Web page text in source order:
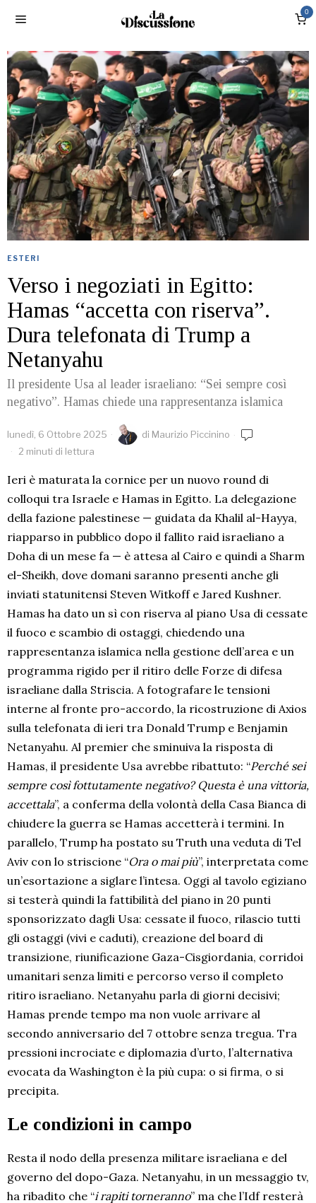
0
ESTERI
Verso i negoziati in Egitto:
Hamas “accetta con riserva”.
Dura telefonata di Trump a
Netanyahu
Il presidente Usa al leader israeliano: “Sei sempre così
negativo”. Hamas chiede una rappresentanza islamica
lunedì, 6 Ottobre 2025 di Maurizio Piccinino
2 minuti di lettura
Ieri è maturata la cornice per un nuovo round di
colloqui tra Israele e Hamas in Egitto. La delegazione
della fazione palestinese — guidata da Khalil al-Hayya,
riapparso in pubblico dopo il fallito raid israeliano a
Doha di un mese fa — è attesa al Cairo e quindi a Sharm
el-Sheikh, dove domani saranno presenti anche gli
inviati statunitensi Steven Witkoff e Jared Kushner.
Hamas ha dato un sì con riserva al piano Usa di cessate
il fuoco e scambio di ostaggi, chiedendo una
rappresentanza islamica nella gestione dell’area e un
programma rigido per il ritiro delle Forze di difesa
israeliane dalla Striscia. A fotografare le tensioni
interne al fronte pro-accordo, la ricostruzione di Axios
sulla telefonata di ieri tra Donald Trump e Benjamin
Netanyahu. Al premier che sminuiva la risposta di
Hamas, il presidente Usa avrebbe ribattuto: “Perché sei
sempre così fottutamente negativo? Questa è una vittoria,
accettala”, a conferma della volontà della Casa Bianca di
chiudere la guerra se Hamas accetterà i termini. In
parallelo, Trump ha postato su Truth una veduta di Tel
Aviv con lo striscione “Ora o mai più”, interpretata come
un’esortazione a siglare l’intesa. Oggi al tavolo egiziano
si testerà quindi la fattibilità del piano in 20 punti
sponsorizzato dagli Usa: cessate il fuoco, rilascio tutti
gli ostaggi (vivi e caduti), creazione del board di
transizione, riunificazione Gaza-Cisgiordania, corridoi
umanitari senza limiti e percorso verso il completo
ritiro israeliano. Netanyahu parla di giorni decisivi;
Hamas prende tempo ma non vuole arrivare al
secondo anniversario del 7 ottobre senza tregua. Tra
pressioni incrociate e diplomazia d’urto, l’alternativa
evocata da Washington è la più cupa: o si firma, o si
precipita.
Le condizioni in campo
Resta il nodo della presenza militare israeliana e del
governo del dopo-Gaza. Netanyahu, in un messaggio tv,
ha ribadito che “i rapiti torneranno” ma che l’Idf resterà